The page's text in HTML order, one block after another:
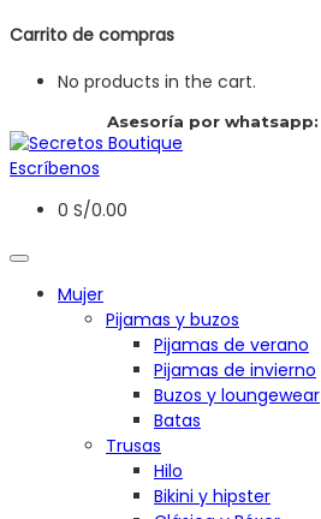
Carrito de compras
No products in the cart.
Asesoría por whatsapp:
Escríbenos
0 S/0.00
Mujer
Pijamas y buzos
Pijamas de verano
Pijamas de invierno
Buzos y loungewear
Batas
Trusas
Hilo
Bikini y hipster